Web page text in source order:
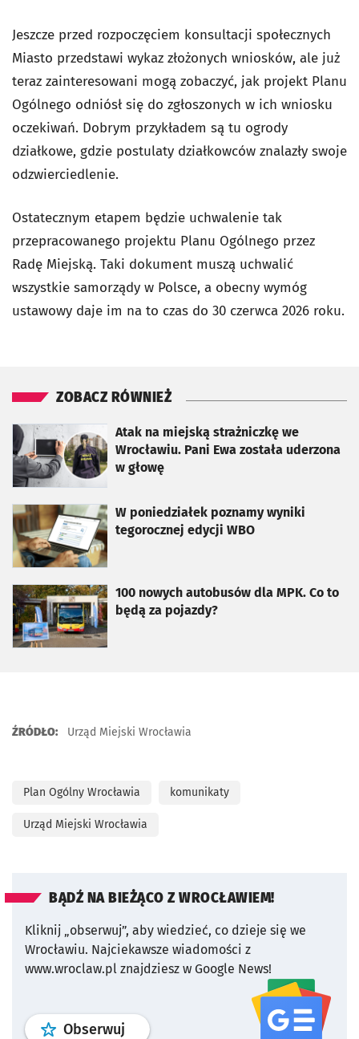
Jeszcze przed rozpoczęciem konsultacji społecznych
Miasto przedstawi wykaz złożonych wniosków, ale już
teraz zainteresowani mogą zobaczyć, jak projekt Planu
Ogólnego odniósł się do zgłoszonych w ich wniosku
oczekiwań. Dobrym przykładem są tu ogrody
działkowe, gdzie postulaty działkowców znalazły swoje
odzwierciedlenie.
Ostatecznym etapem będzie uchwalenie tak
przepracowanego projektu Planu Ogólnego przez
Radę Miejską. Taki dokument muszą uchwalić
wszystkie samorządy w Polsce, a obecny wymóg
ustawowy daje im na to czas do 30 czerwca 2026 roku.
ZOBACZ RÓWNIEŻ
Atak na miejską strażniczkę we
Wrocławiu. Pani Ewa została uderzona
w głowę
otworzy się w nowej karcie
W poniedziałek poznamy wyniki
tegorocznej edycji WBO
otworzy się w nowej karcie
100 nowych autobusów dla MPK. Co to
będą za pojazdy?
otworzy się w nowej karcie
ŹRÓDŁO: Urząd Miejski Wrocławia
Plan Ogólny Wrocławia komunikaty
Urząd Miejski Wrocławia
BĄDŹ NA BIEŻĄCO Z WROCŁAWIEM!
Kliknij „obserwuj”, aby wiedzieć, co dzieje się we
Wrocławiu. Najciekawsze wiadomości z
www.wroclaw.pl znajdziesz w Google News!
Obserwuj profil serwisu